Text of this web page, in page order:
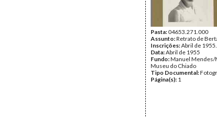
Pasta:04653.271.000
Assunto:Retrato de
Inscrições:Abril de 1955.
Data:Abril de 1955
Fundo:Manuel Mendes/
Museu do Chiado
Tipo Documental:
Página(s): 1